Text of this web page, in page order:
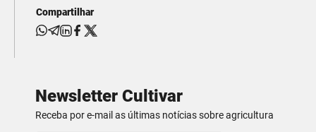
Compartilhar
Newsletter Cultivar
Receba por e-mail as últimas notícias sobre agricultura